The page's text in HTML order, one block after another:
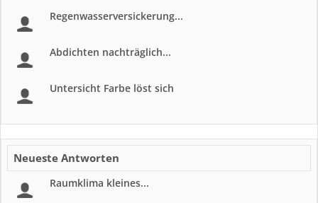
Regenwasserversickerung...
Abdichten nachträglich...
Untersicht Farbe löst sich
Neueste Antworten
Raumklima kleines...